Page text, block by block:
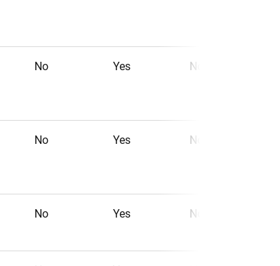
No Yes No
No Yes No
No Yes No